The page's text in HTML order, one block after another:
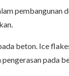
beton. Ice
pengerasan pada